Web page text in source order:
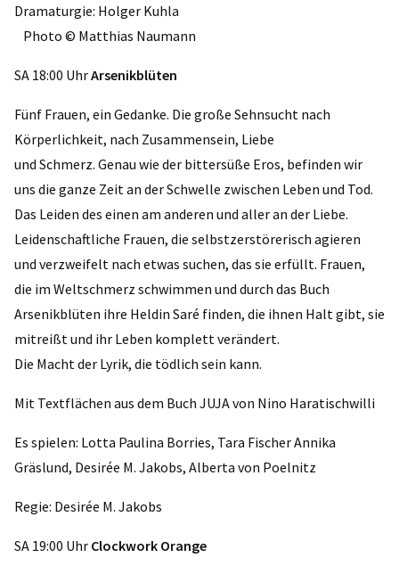
Dramaturgie: Holger Kuhla
Photo © Matthias Naumann
SA 18:00 UhrArsenikblüten
Fünf Frauen, ein Gedanke. Die große Sehnsucht nach
Körperlichkeit, nach Zusammensein, Liebe
und Schmerz. Genau wie der bittersüße Eros, befinden wir
uns die ganze Zeit an der Schwelle zwischen Leben und Tod.
Das Leiden des einen am anderen und aller an der Liebe.
Leidenschaftliche Frauen, die selbstzerstörerisch agieren
und verzweifelt nach etwas suchen, das sie erfüllt. Frauen,
die im Weltschmerz schwimmen und durch das Buch
Arsenikblüten ihre Heldin Saré finden, die ihnen Halt gibt, sie
mitreißt und ihr Leben komplett verändert.
Die Macht der Lyrik, die tödlich sein kann.
Mit Textflächen aus dem Buch JUJA von Nino Haratischwilli
Es spielen: Lotta Paulina Borries, Tara Fischer Annika
Gräslund, Desirée M. Jakobs, Alberta von Poelnitz
Regie: Desirée M. Jakobs
SA 19:00 Uhr Clockwork Orange